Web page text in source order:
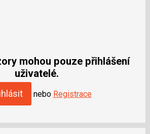
mohou pouze přihlášení
uživatelé.
nebo Registrace